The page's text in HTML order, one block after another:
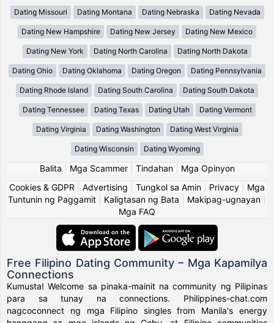
Dating Missouri Dating Montana Dating Nebraska Dating Nevada
Dating New Hampshire Dating New Jersey Dating New Mexico
Dating New York Dating North Carolina Dating North Dakota
Dating Ohio Dating Oklahoma Dating Oregon Dating Pennsylvania
Dating Rhode Island Dating South Carolina Dating South Dakota
Dating Tennessee Dating Texas Dating Utah Dating Vermont
Dating Virginia Dating Washington Dating West Virginia
Dating Wisconsin Dating Wyoming
Balita Mga Scammer| Tindahan| Mga Opinyon
Cookies & GDPR
Advertising Tungkol sa Amin Privacy
Mga
Tuntunin ng Paggamit
Kaligtasan ng Bata Makipag-ugnayan
Mga FAQ
Free Filipino Dating Community – Mga Kapamilya
Connections
Kumusta! Welcome sa pinaka-mainit na community ng Pilipinas
para sa tunay na connections. Philippines-chat.com
nagcoconnect ng mga Filipino singles from Manila's energy